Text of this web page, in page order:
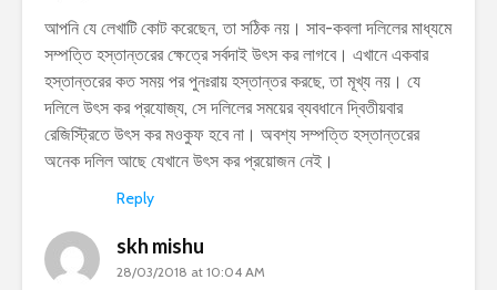
আপনি যে লেখাটি কোট করেছেন, তা সঠিক নয়। সাব-কবলা দলিলের মাধ্যমে
সম্পত্তি হস্তান্তরের ক্ষেত্রে সর্বদাই উৎস কর লাগবে। এখানে একবার
হস্তান্তরের কত সময় পর পুনঃরায় হস্তান্তর করছে, তা মূখ্য নয়। যে
দলিলে উৎস কর প্রযোজ্য, সে দলিলের সময়ের ব্যবধানে দ্বিতীয়বার
রেজিস্ট্রিতে উৎস কর মওকুফ হবে না। অবশ্য সম্পত্তি হস্তান্তরের
অনেক দলিল আছে যেখানে উৎস কর প্রয়োজন নেই।
Reply
skh mishu
28/03/2018 at 10:04 AM